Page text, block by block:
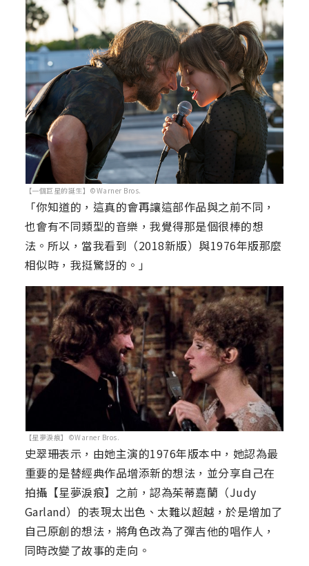
【一個巨星的誕生】©Warner Bros.
「你知道的，這真的會再讓這部作品與之前不同，
也會有不同類型的音樂，我覺得那是個很棒的想
法。所以，當我看到（2018新版）與1976年版那麼
相似時，我挺驚訝的。」
【星夢淚痕】©Warner Bros.
史翠珊表示，由她主演的1976年版本中，她認為最
重要的是替經典作品增添新的想法，並分享自己在
拍攝【星夢淚痕】之前，認為茱蒂嘉蘭（Judy
Garland）的表現太出色、太難以超越，於是增加了
自己原創的想法，將角色改為了彈吉他的唱作人，
同時改變了故事的走向。